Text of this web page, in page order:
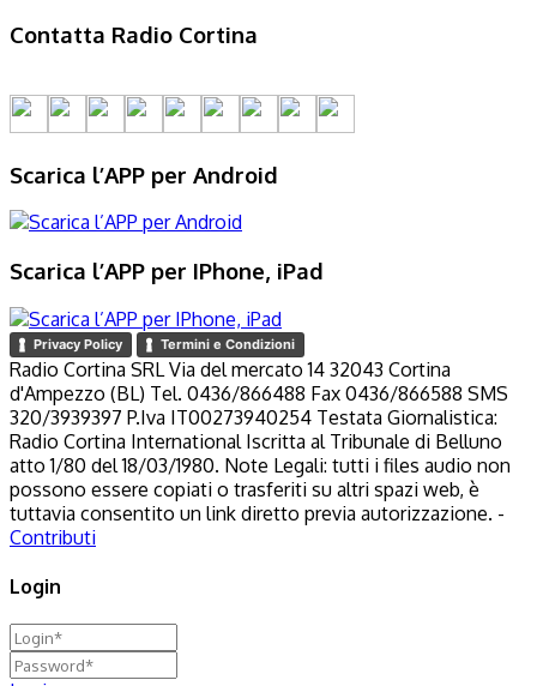
Contatta Radio Cortina
Scarica l’APP per Android
Scarica l’APP per IPhone, iPad
Privacy Policy Termini e Condizioni
Radio Cortina SRL Via del mercato 14 32043 Cortina
d'Ampezzo (BL) Tel. 0436/866488 Fax 0436/866588 SMS
320/3939397 P.Iva IT00273940254 Testata Giornalistica:
Radio Cortina International Iscritta al Tribunale di Belluno
atto 1/80 del 18/03/1980. Note Legali: tutti i files audio non
possono essere copiati o trasferiti su altri spazi web, è
tuttavia consentito un link diretto previa autorizzazione. -
Contributi
Login